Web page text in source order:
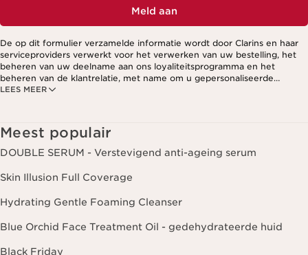
Meld aan
LEES MEER
De op dit formulier verzamelde informatie wordt door Clarins en haar
serviceproviders verwerkt voor het verwerken van uw bestelling, het
beheren van uw deelname aan ons loyaliteitsprogramma en het
beheren van de klantrelatie, met name om u gepersonaliseerde
aanbiedingen te kunnen sturen op basis van uw eerdere aankopen en
Meest populair
DOUBLE SERUM - Verstevigend anti-ageing serum
Skin Illusion Full Coverage
Hydrating Gentle Foaming Cleanser
Blue Orchid Face Treatment Oil - gedehydrateerde huid
Black Friday